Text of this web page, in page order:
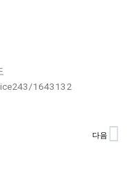
1643132
다음